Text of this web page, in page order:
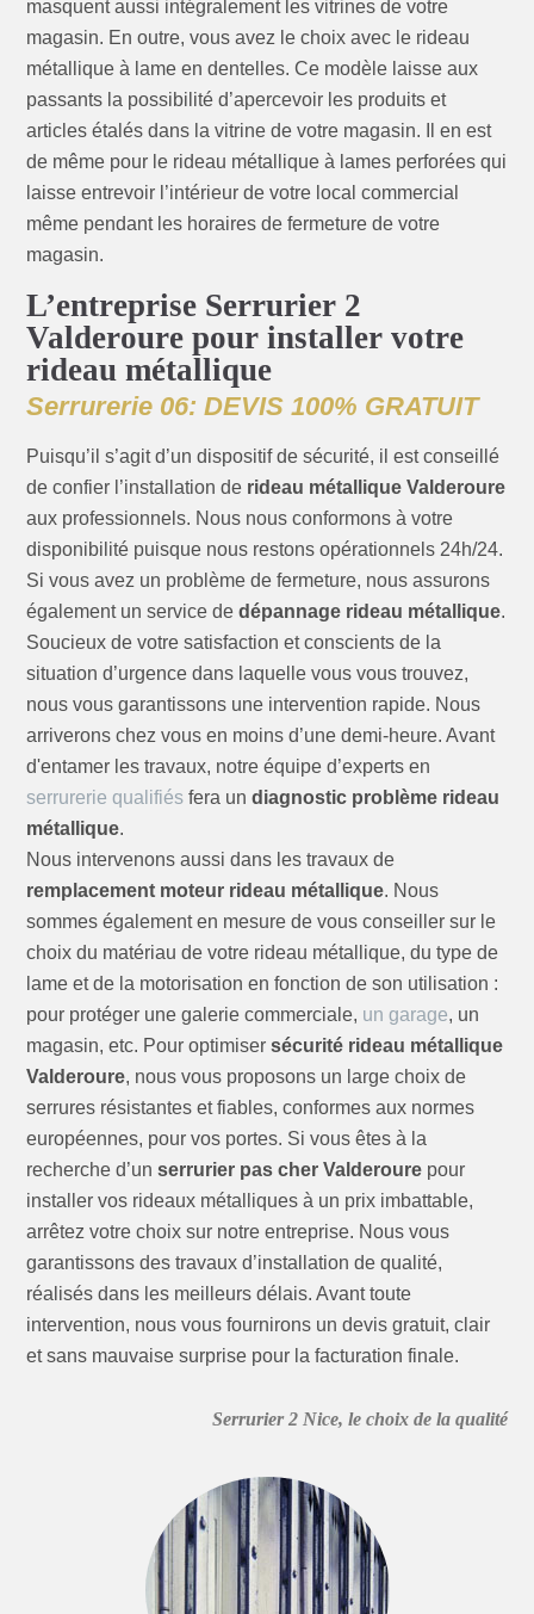
masquent aussi intégralement les vitrines de votre
magasin. En outre, vous avez le choix avec le rideau
métallique à lame en dentelles. Ce modèle laisse aux
passants la possibilité d’apercevoir les produits et
articles étalés dans la vitrine de votre magasin. Il en est
de même pour le rideau métallique à lames perforées qui
laisse entrevoir l’intérieur de votre local commercial
même pendant les horaires de fermeture de votre
magasin.
L’entreprise Serrurier 2
Valderoure pour installer votre
rideau métallique
Serrurerie 06: DEVIS 100% GRATUIT
Puisqu’il s’agit d’un dispositif de sécurité, il est conseillé
de confier l’installation de rideau métallique Valderoure
aux professionnels. Nous nous conformons à votre
disponibilité puisque nous restons opérationnels 24h/24.
Si vous avez un problème de fermeture, nous assurons
également un service dedépannage rideau métallique.
Soucieux de votre satisfaction et conscients de la
situation d’urgence dans laquelle vous vous trouvez,
nous vous garantissons une intervention rapide. Nous
arriverons chez vous en moins d’une demi-heure. Avant
d'entamer les travaux, notre équipe d’experts en
serrurerie qualifiés fera undiagnostic problème rideau
métallique.
Nous intervenons aussi dans les travaux de
remplacement moteur rideau métallique. Nous
sommes également en mesure de vous conseiller sur le
choix du matériau de votre rideau métallique, du type de
lame et de la motorisation en fonction de son utilisation :
pour protéger une galerie commerciale, un garage, un
magasin, etc. Pour optimisersécurité rideau métallique
Valderoure, nous vous proposons un large choix de
serrures résistantes et fiables, conformes aux normes
européennes, pour vos portes. Si vous êtes à la
recherche d’unserrurier pas cher Valderoure pour
installer vos rideaux métalliques à un prix imbattable,
arrêtez votre choix sur notre entreprise. Nous vous
garantissons des travaux d’installation de qualité,
réalisés dans les meilleurs délais. Avant toute
intervention, nous vous fournirons un devis gratuit, clair
et sans mauvaise surprise pour la facturation finale.
Serrurier 2 Nice, le choix de la qualité